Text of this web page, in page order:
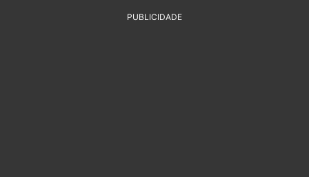
PUBLICIDADE